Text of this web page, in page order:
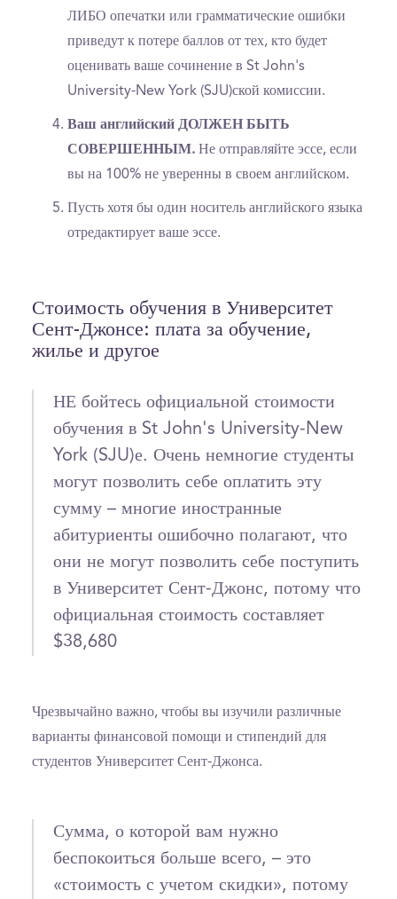
ЛИБО опечатки или грамматические ошибки
приведут к потере баллов от тех, кто будет
оценивать ваше сочинение в St John's
University-New York (SJU)ской комиссии.
Ваш английский ДОЛЖЕН БЫТЬ
СОВЕРШЕННЫМ. Не отправляйте эссе, если
вы на 100% не уверенны в своем английском.
Пусть хотя бы один носитель английского языка
отредактирует ваше эссе.
Стоимость обучения в Университет
Сент-Джонсе: плата за обучение,
жилье и другое
НЕ бойтесь официальной стоимости
обучения в St John's University-New
York (SJU)е. Очень немногие студенты
могут позволить себе оплатить эту
сумму – многие иностранные
абитуриенты ошибочно полагают, что
они не могут позволить себе поступить
в Университет Сент-Джонс, потому что
официальная стоимость составляет
$38,680
Чрезвычайно важно, чтобы вы изучили различные
варианты финансовой помощи и стипендий для
студентов Университет Сент-Джонса.
Сумма, о которой вам нужно
беспокоиться больше всего, – это
«стоимость с учетом скидки», потому